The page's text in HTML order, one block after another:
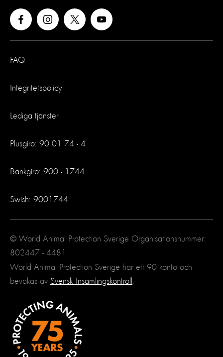
FAQ
Integritetspolicy
Lediga tjänster
Plusgiro: 90 01 74 - 4
Bankgiro: 900 - 1744
Swish: 9001744
© World Animal Protection Sverige Organisationsnummer:
802447 - 4481
World Animal Protection Sverige har ett 90 konto och
bevakas av Svensk Insamlingskontroll